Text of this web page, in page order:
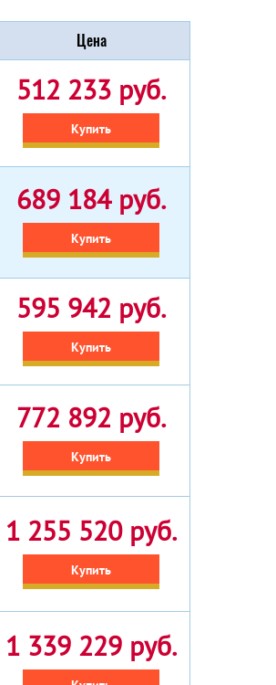
Цена
512 233 руб.
Купить
689 184 руб.
Купить
595 942 руб.
Купить
772 892 руб.
Купить
1 255 520 руб.
Купить
1 339 229 руб.